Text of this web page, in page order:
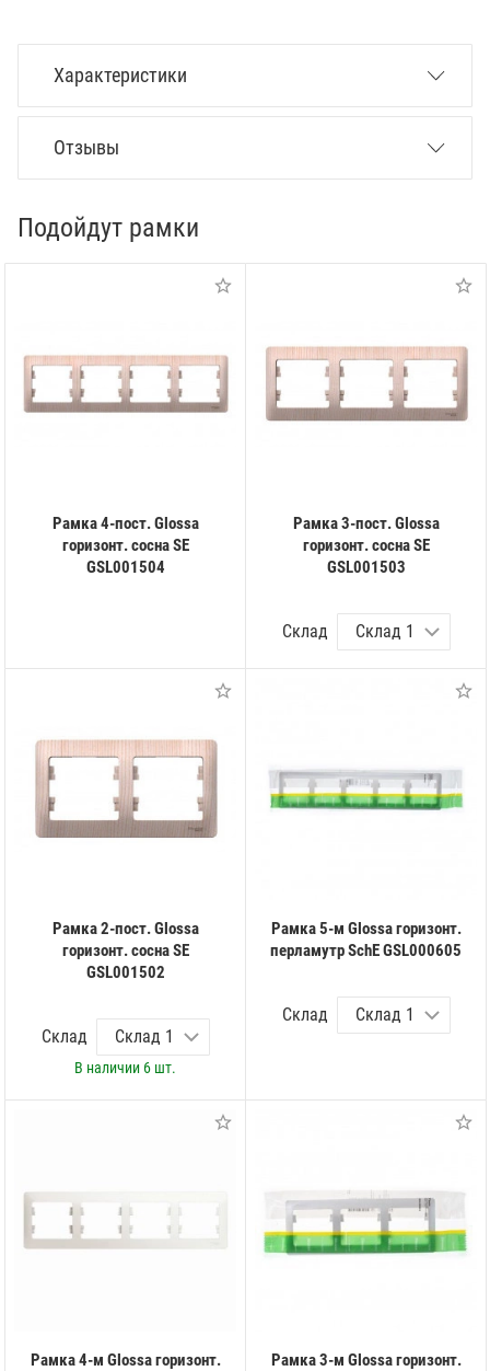
Характеристики
Отзывы
Подойдут рамки
Рамка 4-пост. Glossa
горизонт. сосна SE
GSL001504
Рамка 3-пост. Glossa
горизонт. сосна SE
GSL001503
Склад
Рамка 2-пост. Glossa
горизонт. сосна SE
GSL001502
Склад
В наличии 6 шт.
Рамка 5-м Glossa горизонт.
перламутр SchE GSL000605
Склад
Рамка 4-м Glossa горизонт.
Рамка 3-м Glossa горизонт.